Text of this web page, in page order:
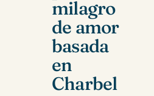
milagro
de amor
basada
en
Charbel